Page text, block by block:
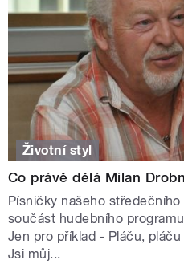
Životní styl
Co právě dělá Milan
Písničky našeho
součást hudebního
Jen pro příklad - Pláču,
Jsi můj...